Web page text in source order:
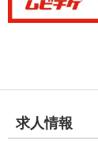
求人情報